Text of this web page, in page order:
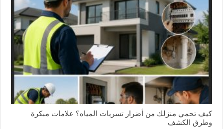
كيف تحمي منزلك من أضرار تسربات المياه؟ علامات مبكرة
وطرق الكشف